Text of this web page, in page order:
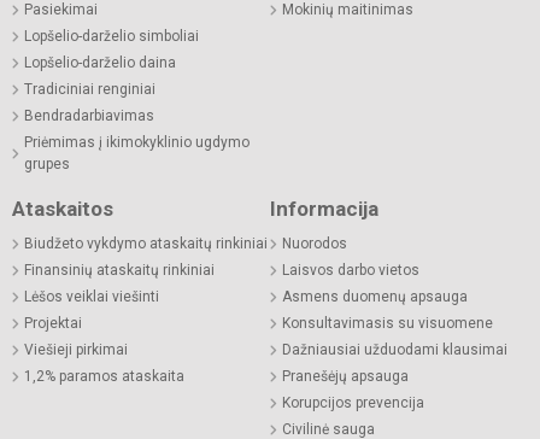
Pasiekimai
Lopšelio-darželio simboliai
Lopšelio-darželio daina
Tradiciniai renginiai
Bendradarbiavimas
Priėmimas į ikimokyklinio ugdymo
grupes
Mokinių maitinimas
Ataskaitos
Biudžeto vykdymo ataskaitų rinkiniai
Finansinių ataskaitų rinkiniai
Lėšos veiklai viešinti
Projektai
Viešieji pirkimai
1,2% paramos ataskaita
Informacija
Nuorodos
Laisvos darbo vietos
Asmens duomenų apsauga
Konsultavimasis su visuomene
Dažniausiai užduodami klausimai
Pranešėjų apsauga
Korupcijos prevencija
Civilinė sauga